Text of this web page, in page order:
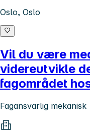
Oslo, Oslo
Vil du være
videreutvikle
fagområdet
Fagansvarlig mekanisk